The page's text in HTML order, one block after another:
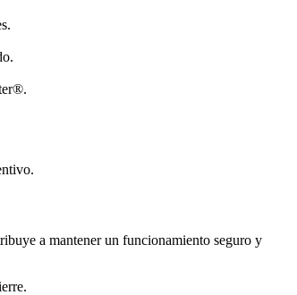
a mantener un funcionamiento seguro y